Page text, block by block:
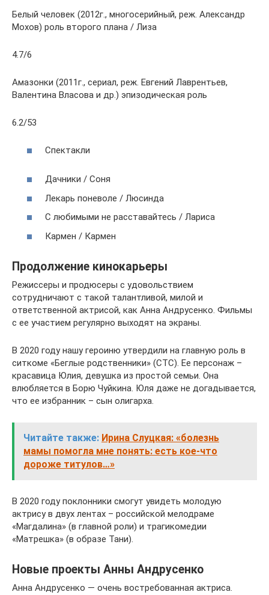
Белый человек (2012г., многосерийный, реж. Александр
Мохов) роль второго плана / Лиза
4.7/6
Амазонки (2011г., сериал, реж. Евгений Лаврентьев,
Валентина Власова и др.) эпизодическая роль
6.2/53
Спектакли
Дачники / Соня
Лекарь поневоле / Люсинда
С любимыми не расставайтесь / Лариса
Кармен / Кармен
Продолжение кинокарьеры
Режиссеры и продюсеры с удовольствием
сотрудничают с такой талантливой, милой и
ответственной актрисой, как Анна Андрусенко. Фильмы
с ее участием регулярно выходят на экраны.
В 2020 году нашу героиню утвердили на главную роль в
ситкоме «Беглые родственники» (СТС). Ее персонаж –
красавица Юлия, девушка из простой семьи. Она
влюбляется в Борю Чуйкина. Юля даже не догадывается,
что ее избранник – сын олигарха.
Читайте также: Ирина Слуцкая: «болезнь
мамы помогла мне понять: есть кое-что
дороже титулов…»
В 2020 году поклонники смогут увидеть молодую
актрису в двух лентах – российской мелодраме
«Магдалина» (в главной роли) и трагикомедии
«Матрешка» (в образе Тани).
Новые проекты Анны Андрусенко
Анна Андрусенко — очень востребованная актриса.